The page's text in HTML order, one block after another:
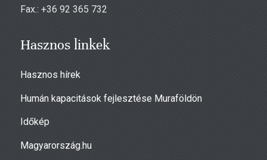
Fax.: +36 92 365 732
Hasznos linkek
Hasznos hírek
Humán kapacitások fejlesztése Muraföldön
Időkép
Magyarország.hu